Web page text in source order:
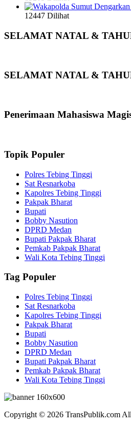
12447 Dilihat
SELAMAT NATAL &
SELAMAT NATAL &
Penerimaan Mahasiswa
Topik Populer
Polres Tebing Tinggi
Sat Resnarkoba
Kapolres Tebing Tinggi
Pakpak Bharat
Bupati
Bobby Nasution
DPRD Medan
Bupati Pakpak Bharat
Pemkab Pakpak Bharat
Wali Kota Tebing Tinggi
Tag Populer
Polres Tebing Tinggi
Sat Resnarkoba
Kapolres Tebing Tinggi
Pakpak Bharat
Bupati
Bobby Nasution
DPRD Medan
Bupati Pakpak Bharat
Pemkab Pakpak Bharat
Wali Kota Tebing Tinggi
Copyright © 2026 TransPublik.com